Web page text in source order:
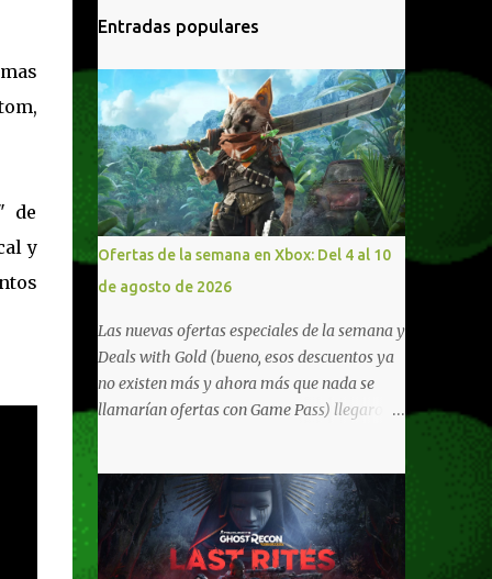
de
y
Entradas populares
Ofertas de la semana en Xbox: Del 4 al 10
de agosto de 2026
Las nuevas ofertas especiales de la semana y
Deals with Gold (bueno, esos descuentos ya
no existen más y ahora más que nada se
llamarían ofertas con Game Pass) llegaron a
10/11, varios de los juegos que están de
oferta también cuentan con soporte para
Xbox Play Anywhere, lo que nos permite
jugarlos y mantener un progreso